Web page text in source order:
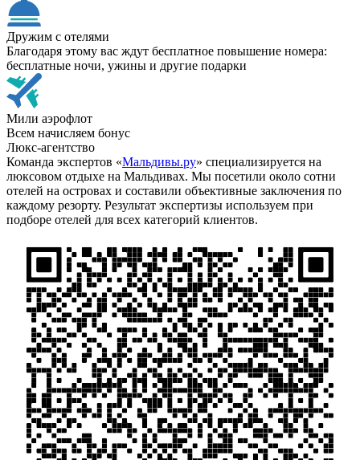
Дружим с отелями
Благодаря этому вас ждут бесплатное повышение номера:
бесплатные ночи, ужины и другие подарки
Мили аэрофлот
Всем начисляем бонус
Люкс-агентство
Команда экспертов «Мальдивы.ру» специализируется на
люксовом отдыхе на Мальдивах. Мы посетили около сотни
отелей на островах и составили объективные заключения по
каждому резорту. Результат экспертизы используем при
подборе отелей для всех категорий клиентов.